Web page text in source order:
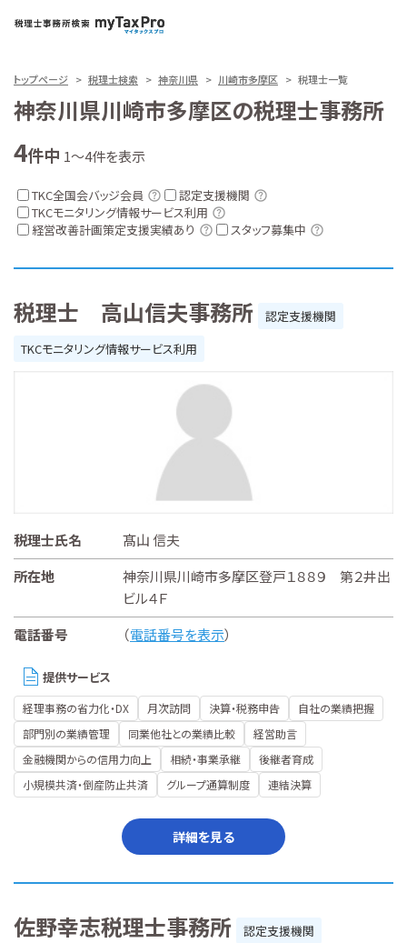
トップページ 税理士検索 神奈川県 川崎市多摩区 税理士一覧
神奈川県川崎市多摩区の税理士事務所
4件中 1～4件を表示
TKC全国会バッジ会員
認定支援機関
TKCモニタリング情報サービス利用
経営改善計画策定支援実績あり
スタッフ募集中
税理士 高山信夫事務所
認定支援機関
TKCモニタリング情報サービス利用
税理士氏名
髙山 信夫
所在地
神奈川県川崎市多摩区登戸１８８９ 第２井出
ビル４Ｆ
電話番号
（電話番号を表示）
提供サービス
経理事務の省力化・DX 月次訪問 決算・税務申告
自社の業績把握
部門別の業績管理
同業他社との業績比較
経営助言
金融機関からの信用力向上
相続・事業承継
後継者育成
小規模共済・倒産防止共済
グループ通算制度 連結決算
詳細を見る
佐野幸志税理士事務所
認定支援機関